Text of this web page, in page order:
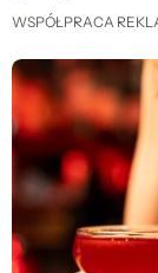
WSPÓŁPRACA